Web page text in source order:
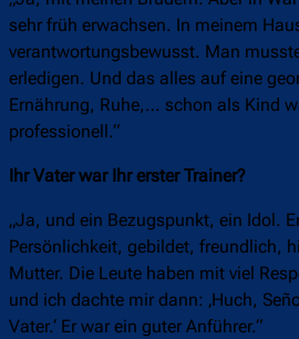
sehr früh erwachsen. In meinem
verantwortungsbewusst. Man
erledigen. Und das alles auf eine
Ernährung, Ruhe,… schon als Kind
professionell.“
Ihr Vater war Ihr erster Trainer?
„Ja, und ein Bezugspunkt, ein Idol.
Persönlichkeit, gebildet, freundlich,
Mutter. Die Leute haben mit viel
und ich dachte mir dann: ‚Huch,
Vater.‘ Er war ein guter Anführer.“